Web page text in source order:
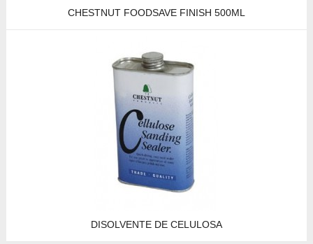
CHESTNUT FOODSAVE FINISH 500ML
DISOLVENTE DE CELULOSA